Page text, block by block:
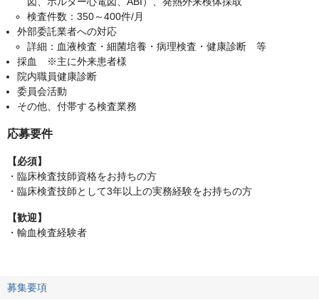
検査件数：350～400件/月
外部委託業者への対応
詳細：血液検査・細菌培養・病理検査・健康診断 等
採血 ※主に外来患者様
院内職員健康診断
委員会活動
その他、付帯する検査業務
応募要件
【必須】
・臨床検査技師資格をお持ちの方
・臨床検査技師として3年以上の実務経験をお持ちの方
【歓迎】
・輸血検査経験者
募集要項